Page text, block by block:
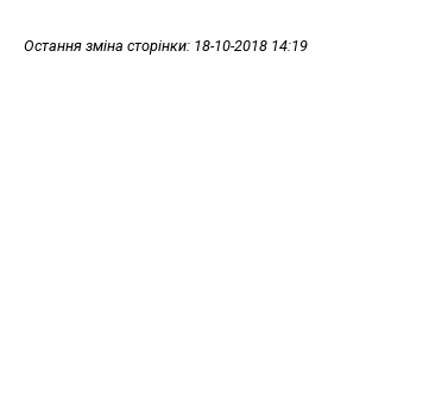
Остання зміна сторінки: 18-10-2018 14:19